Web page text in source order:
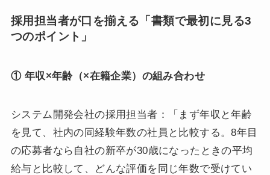
採用担当者が口を揃える「書類で最初に見る3
つのポイント」
① 年収×年齢（×在籍企業）の組み合わせ
システム開発会社の採用担当者：「まず年収と年齢
を見て、社内の同経験年数の社員と比較する。8年目
の応募者なら自社の新卒が30歳になったときの平均
給与と比較して、どんな評価を同じ年数で受けてい